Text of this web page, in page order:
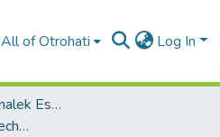
All of Otrohati Log In
Université Abdelmalek Essaâdi - Tétouan
CEDoc en Sciences et Techniques et Sciences Médicales (CED - STSM)